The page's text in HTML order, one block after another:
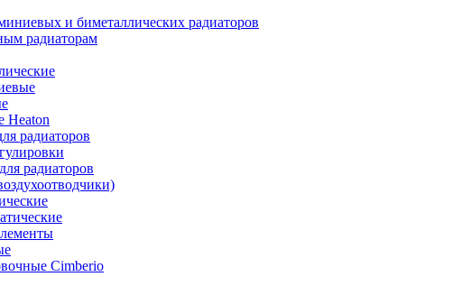
и биметаллических радиаторов
радиаторам
Heaton
радиаторов
радиаторов
Cimberio